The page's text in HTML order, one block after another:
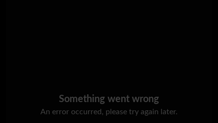
Something went wrong
An error occurred, please try again later.